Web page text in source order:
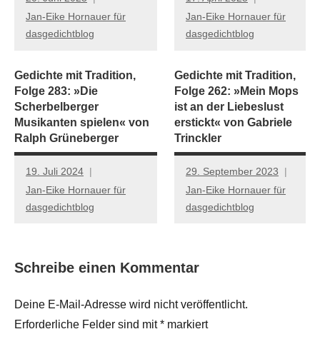
Jan-Eike Hornauer für
dasgedichtblog
Jan-Eike Hornauer für
dasgedichtblog
Gedichte mit Tradition,
Folge 283: »Die
Scherbelberger
Musikanten spielen« von
Ralph Grüneberger
19. Juli 2024
Jan-Eike Hornauer für
dasgedichtblog
Gedichte mit Tradition,
Folge 262: »Mein Mops
ist an der Liebeslust
erstickt« von Gabriele
Trinckler
29. September 2023
Jan-Eike Hornauer für
dasgedichtblog
Schreibe einen Kommentar
Deine E-Mail-Adresse wird nicht veröffentlicht.
Erforderliche Felder sind mit* markiert